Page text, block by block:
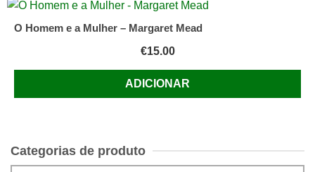
O Homem e a Mulher – Margaret Mead
€15.00
ADICIONAR
Categorias de produto